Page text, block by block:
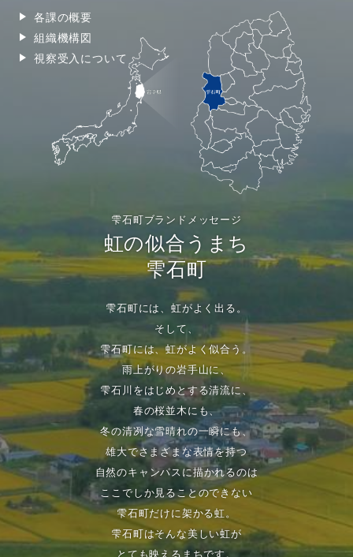
各課の概要
組織機構図
視察受入について
雫石町ブランドメッセージ
虹の似合うまち
雫石町
雫石町には、虹がよく出る。
そして、
雫石町には、虹がよく似合う。
雨上がりの岩手山に、
雫石川をはじめとする清流に、
春の桜並木にも、
冬の清冽な雪晴れの一瞬にも、
雄大でさまざまな表情を持つ
自然のキャンパスに描かれるのは
ここでしか見ることのできない
雫石町だけに架かる虹。
雫石町はそんな美しい虹が
とても映えるまちです。